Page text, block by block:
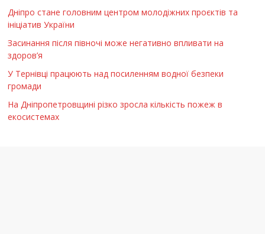
Дніпро стане головним центром молодіжних проєктів та
ініціатив України
Засинання після півночі може негативно впливати на
здоров’я
У Тернівці працюють над посиленням водної безпеки
громади
На Дніпропетровщині різко зросла кількість пожеж в
екосистемах